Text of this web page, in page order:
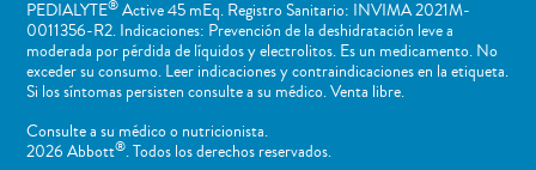
PEDIALYTE®Active 45 mEq. Registro Sanitario: INVIMA 2021M-
0011356-R2. Indicaciones: Prevención de la deshidratación leve a
moderada por pérdida de líquidos y electrolitos. Es un medicamento. No
exceder su consumo. Leer indicaciones y contraindicaciones en la etiqueta.
Si los síntomas persisten consulte a su médico. Venta libre.
Consulte a su médico o nutricionista.
2026 Abbott®. Todos los derechos reservados.